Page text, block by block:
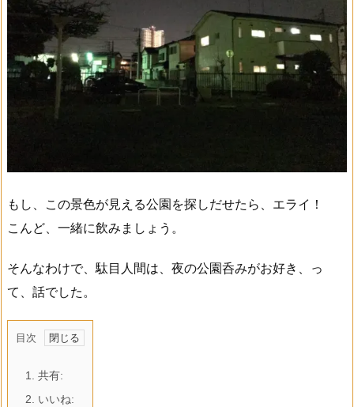
もし、この景色が見える公園を探しだせたら、エライ！
こんど、一緒に飲みましょう。
そんなわけで、駄目人間は、夜の公園呑みがお好き、っ
て、話でした。
目次
1. 共有:
2. いいね: